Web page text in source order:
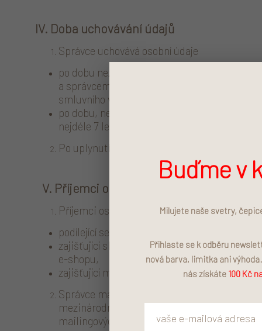
IV. Doba uchovávání údajů
Správce uchovává osobní údaje
po dobu nezbytnou k výkonu práv a
a správcem a uplatňování nároků z těchto
smluvního vztahu).
po dobu, než je odvolán souhlas se
nejdéle 7 let, jsou-li osobní údaje
Po uplynutí doby uchovávání osobních údajů
V. Příjemci osobních údajů
Příjemci osobních údajů jsou osoby
podílející se na dodání zboží / služeb /
zajišťující služby provozování e-shopu
e-shopu,
zajišťující marketingové služby.
Správce má v úmyslu předat osobní údaje
mezinárodní organizaci. Příjemci osobních
mailingových služeb / cloudových služeb.
Buďme v
Milujete naše svetry,
Přihlaste se k odběru
nová barva, limitka ani
nás získáte100 Kč